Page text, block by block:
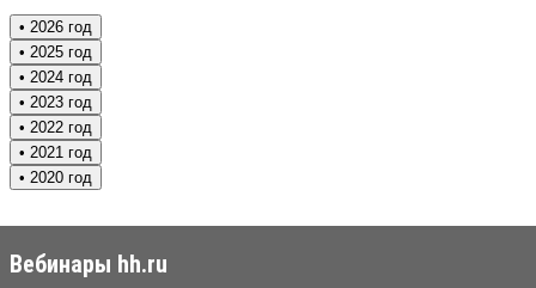
• 2026 год
• 2025 год
• 2024 год
• 2023 год
• 2022 год
• 2021 год
• 2020 год
Вебинары hh.ru